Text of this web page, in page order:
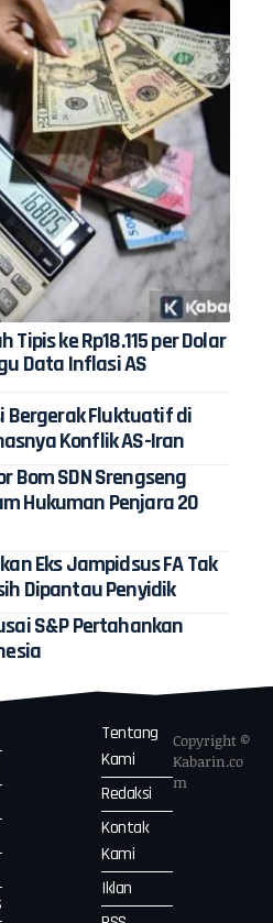
Tipis ke Rp18.115 per Dolar
Data Inflasi AS
Bergerak Fluktuatif di
Konflik AS-Iran
Bom SDN Srengseng
Hukuman Penjara 20
Eks Jampidsus FA Tak
Dipantau Penyidik
S&P Pertahankan
Tentang
Kami
Redaksi
Kontak
Kami
Iklan
Copyright ©
Kabarin.co
m